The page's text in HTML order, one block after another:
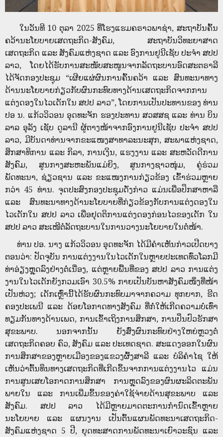
ໃນວັນທີ 10 ຕຸລາ 2025 ທີ່ໂຮງແຮມຄຣາວພາຊ່າ, ສະຖາບັນຄົ້ນ
ຄວ້ານະໂຍບາຍເສດຖະກິດ-ສັງຄົມ, ສະຖາບັນວິທະຍາສາດ
ເສດຖະກິດ ແລະ ສັງຄົມແຫ່ງຊາດ ແລະ ອົງການຢູນີເຊັບ ປະຈໍາ ສປປ
ລາວ, ໂດຍໄດ້ຮັບການສະໜັບສະໜູນຈາກລັດຖະບານອົດສະຕຣາລີ
ໄດ້ຈັດກອງປະຊຸມ “ເຜີຍແຜ່ຜົນການຄົ້ນຄວ້າ ແລະ ສົນທະນາທາງ
ດ້ານນະໂຍບາຍກ່ຽວກັບຜົນກະທົບທາງດ້ານເສດຖະກິດຈາກການ
ແຕ່ງດອງໃນໄວເດັກໃນ ສປປ ລາວ”, ໂດຍການເປັນປະທານຂອງ ທ່ານ
ປອ ນ. ແກ້ວວິວອນ ອຸດທະຈັກ ຮອງປະທານ ສວສສຊ ແລະ ທ່ານ ບິນ
ລາລ ອຸລັງ ເຊັບ ດູລານີ ຜູ້ຕາງໜ້າຈາກອົງການຢູນີເຊັບ ປະຈໍາ ສປປ
ລາວ, ມີບັນດາທ່ານຈາກຂະແໜງສາທາລະນະສຸກ, ສະພາແຫ່ງຊາດ,
ສຶກສາທິການ ແລະ ກິລາ, ການເງິນ, ແຮງງານ ແລະ ສະຫວັດດີການ
ສັງຄົມ, ສູນກາງສະຫະພັນແມ່ຍິງ, ສູນກາງຊາວໜຸ່ມ, ຄູ່ຮ່ວມ
ພັດທະນາ, ຊ່ຽວຊານ ແລະ ຂະແໜງການກ່ຽວຂ້ອງ ເຂົ້າຮ່ວມຫຼາຍ
ກວ່າ 45 ທ່ານ. ຈຸດປະສົງກອງປະຊຸມດັ່ງກ່າວ ແມ່ນເພື່ອປຶກສາຫາລື
ແລະ ສົນທະນາທາງດ້ານະໂຍບາຍທີ່ກ່ຽວຂ້ອງກັບການແຕ່ງດອງໃນ
ໄວເດັກໃນ ສປປ ລາວ ເພື່ອຢຸດຕິການແຕ່ງດອງກ່ອນໄວຂອງເດັກ ໃນ
ສປປ ລາວ ສະເໜີຕໍ່ລັດຖະບານໃນການວາງນະໂຍບາຍໃນຕໍ່ໜ້າ.
ທ່ານ ປອ. ນາງ ແກ້ວວິວອນ ອຸດທະຈັກ ໄດ້ມີຄຳເຫັນກ່າວເປີດບາງ
ຕອນວ່າ: ປັດຈຸບັນ ການແຕ່ງງານໃນໄວເດັກໃນຫຼາຍປະເທດທົ່ວໂລກມີ
ທ່າອ່ຽງຫຼຸດລົງຢ່າງຕໍ່ເນື່ອງ, ແຕ່ຫຼາຍພື້ນທີ່ຂອງ ສປປ ລາວ ການແຕ່ງ
ງານໃນໄວເດັກຍັງກວມເອົາ 30.5% ກາຍເປັນບັນຫາສັງຄົມໜຶ່ງທີ່ໜ້າ
ເປັນຫ່ວງ; ເດັກເຫຼົ່ານີ້ໄດ້ຮັບຜົນກະທົບມາຈາກຄວາມ ທຸກຍາກ, ຮີດ
ຄອງປະເພນີ ແລະ ດ້ອຍໂອກາດທາງສັງຄົມ ທີ່ກໍ່ໃຫ້ເກີດຄວາມບໍ່ເທົ່າ
ທຽມກັນທາງດ້ານເພດ, ການເຂົ້າເຖິງການສຶກສາ, ການປິ່ນປົວຮັກສາ
ສຸຂະພາບ. ນອກຈາກນັ້ນ ຍັງສົ່ງຜົນກະທົບຢ່າງໃຫຍ່ຫຼວງຕໍ່
ເສດຖະກິດຄອບ ຄົວ, ສັງຄົມ ແລະ ປະເທດຊາດ. ສະແດງອອກໃນຜົນ
ການສຶກສາຂອງຫຼາຍເມືອງຂອງແຂວງຜົ້ງສາລີ ແລະ ບໍລິຄໍາໄຊ ໃຫ້
ເຫັນວ່າຕົ້ນທຶນທາງເສດຖະກິດທີ່ເກີດຂຶ້ນຈາກການແຕ່ງງານໄວ ແມ່ນ
ການສູນເສຍໂອກາດການສຶກສາ ການຫຼຸດລົງຂອງຜົນຜະລິດຕະພັນ
ພາຍໃນ ແລະ ການເພີ່ມຂຶ້ນຂອງຄ່າໃຊ້ຈ່າຍດ້ານສຸຂະພາບ ແລະ
ສັງຄົມ. ສປປ ລາວ ໄດ້ມີຫຼາຍມາດຕະການກຳນົດເຂົົ້າຫຼາຍ
ນະໂຍບາຍ ແລະ ແຜນງານ ເປັນຕົ້ນແຜນພັດທະນາເສດຖະກິດ-
ສັງຄົມແຫ່ງຊາດ 5 ປີ, ຍຸດທະສາດການພັດທະນາເຍົາວະຊົນ ແລະ